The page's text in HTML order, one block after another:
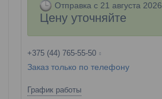
Отправка с 21 августа 2026
Цену уточняйте
+375 (44) 765-55-50
Заказ только по телефону
График работы